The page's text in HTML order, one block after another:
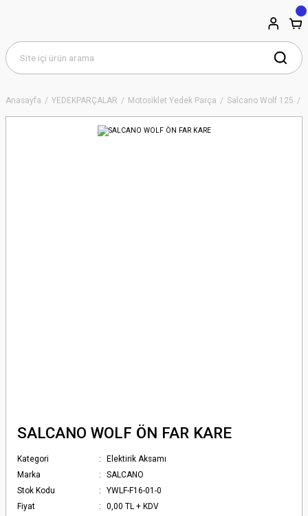
Anasayfa YEDEKPARÇALAR Motosiklet Yedek Parça Salcano Wolf 125
SALCANO WOLF ÖN FAR KARE
Kategori
Elektirik Aksamı
Marka
SALCANO
Stok Kodu
YWLF-F16-01-0
Fiyat
0,00 TL + KDV